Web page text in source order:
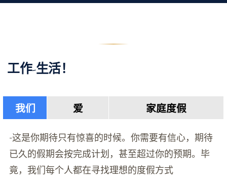
工作-生活！
我们 爱 家庭度假
-这是你期待只有惊喜的时候。你需要有信心，期待
已久的假期会按完成计划，甚至超过你的预期。毕
竟，我们每个人都在寻找理想的度假方式